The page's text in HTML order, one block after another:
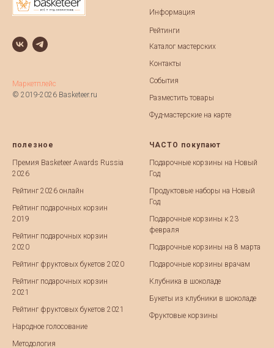
Маркетплейс
© 2019-2026 Basketeer.ru
Информация
Рейтинги
Каталог мастерских
Контакты
События
Разместить товары
Фуд-мастерские на карте
полезное
Премия Basketeer Awards Russia
2026
Рейтинг 2026 онлайн
Рейтинг подарочных корзин
2019
Рейтинг подарочных корзин
2020
Рейтинг фруктовых букетов 2020
Рейтинг подарочных корзин
2021
Рейтинг фруктовых букетов 2021
Народное голосование
Методология
ЧАСТО покупают
Подарочные корзины на Новый
Год
Продуктовые наборы на Новый
Год
Подарочные корзины к 23
февраля
Подарочные корзины на 8 марта
Подарочные корзины врачам
Клубника в шоколаде
Букеты из клубники в шоколаде
Фруктовые корзины